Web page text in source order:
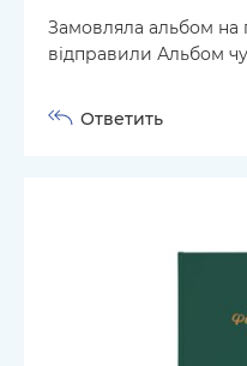
Замовляла альбом
відправили Альбом
Ответить